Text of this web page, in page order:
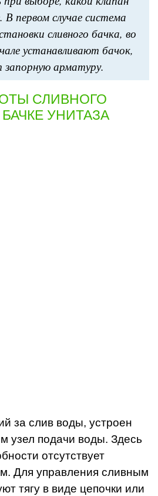
В первом случае система
сливного бачка, во
устанавливают бачок,
арматуру.
СЛИВНОГО
УНИТАЗА
за слив воды, устроен
узел подачи воды. Здесь
отсутствует
Для управления сливным
тягу в виде цепочки или